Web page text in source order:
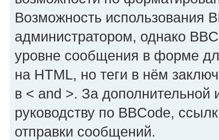
Возможность использования
администратором, однако
уровне сообщения в форме
на HTML, но теги в нём
в < and >. За
руководству по BBCode,
отправки сообщений.